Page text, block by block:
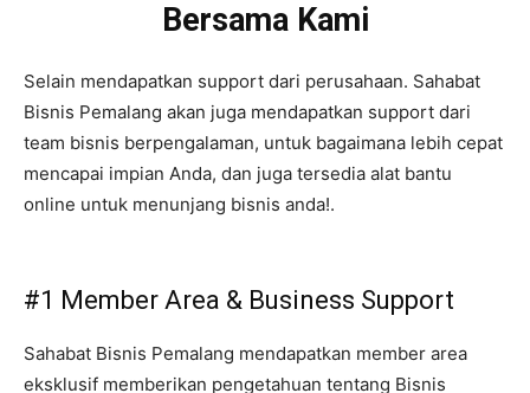
Bersama Kami
Selain mendapatkan support dari perusahaan. Sahabat
Bisnis Pemalang akan juga mendapatkan support dari
team bisnis berpengalaman, untuk bagaimana lebih cepat
mencapai impian Anda, dan juga tersedia alat bantu
online untuk menunjang bisnis anda!.
#1 Member Area & Business Support
Sahabat Bisnis Pemalang mendapatkan member area
eksklusif memberikan pengetahuan tentang Bisnis